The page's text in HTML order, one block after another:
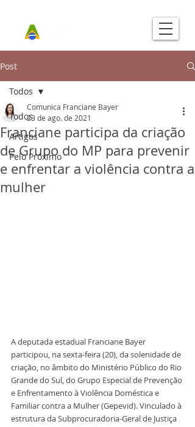
Post
Todos
Artigos
Pelo Próximo
Todos
Franciane participa da criação
de Grupo do MP para prevenir
e enfrentar a violência contra a
mulher
Comunica Franciane Bayer
23 de ago. de 2021
A deputada estadual Franciane Bayer
participou, na sexta-feira (20), da solenidade de
criação, no âmbito do Ministério Público do Rio
Grande do Sul, do Grupo Especial de Prevenção
e Enfrentamento à Violência Doméstica e
Familiar contra a Mulher (Gepevid). Vinculado à
estrutura da Subprocuradoria-Geral de Justiça